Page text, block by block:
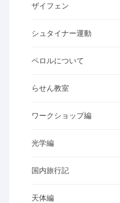
ザイフェン
シュタイナー運動
ペロルについて
らせん教室
ワークショップ編
光学編
国内旅行記
天体編